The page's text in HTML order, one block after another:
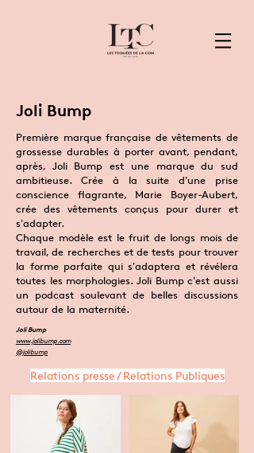
Joli Bump
Première marque française de vêtements de
grossesse durables à porter avant, pendant,
après, Joli Bump est une marque du sud
ambitieuse. Crée à la suite d'une prise
conscience flagrante, Marie Boyer-Aubert,
crée des vêtements conçus pour durer et
s'adapter.
Chaque modèle est le fruit de longs mois de
travail, de recherches et de tests pour trouver
la forme parfaite qui s'adaptera et révélera
toutes les morphologies. Joli Bump c'est aussi
un podcast soulevant de belles discussions
autour de la maternité.
Joli Bump
www.jolibump.com
@jolibump
Relations presse / Relations Publiques